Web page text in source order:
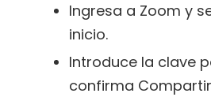
Ingresa a Zoom y
inicio.
Introduce la clave
confirma